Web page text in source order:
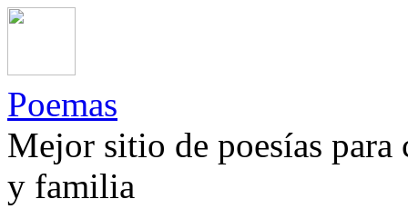
Poemas
Mejor sitio de poesías
y familia